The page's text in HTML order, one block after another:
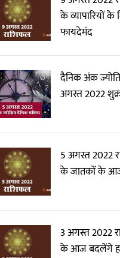
के व्यापारियों के
फायदेमंद
दैनिक अंक
अगस्त 2022
5 अगस्त 2022
के जातकों के
3 अगस्त 2022
के आज बदलेंगे